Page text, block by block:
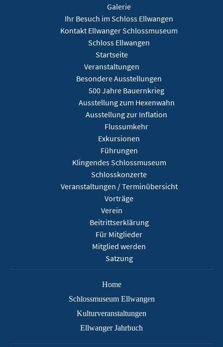
Galerie
Ihr Besuch im Schloss Ellwangen
Kontakt Ellwanger Schlossmuseum
Schloss Ellwangen
Startseite
Veranstaltungen
Besondere Ausstellungen
500 Jahre Bauernkrieg
Ausstellung zum Hexenwahn
Ausstellung zur Inflation
Flussumkehr
Exkursionen
Führungen
Klingendes Schlossmuseum
Schlosskonzerte
Veranstaltungen / Terminübersicht
Vorträge
Verein
Beitrittserklärung
Für Mitglieder
Mitglied werden
Satzung
Home
Schlossmuseum Ellwangen
Kulturveranstaltungen
Ellwanger Jahrbuch